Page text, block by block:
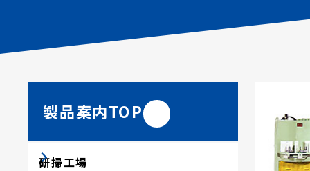
製品案内TOP
研掃工場